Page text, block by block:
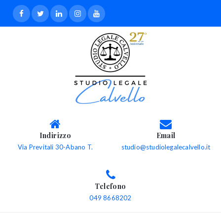
Indirizzo
Via Previtali 30-Abano T.
Email
studio@studiolegalecalvello.it
Telefono
049 8668202